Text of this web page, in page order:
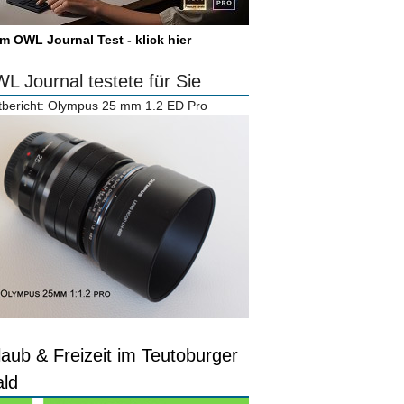
OWL Journal Test - klick hier
Journal testete für Sie
Olympus 25 mm 1.2 ED Pro
& Freizeit im Teutoburger